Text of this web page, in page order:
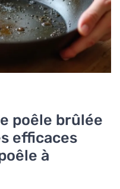
poêle brûlée
efficaces
à